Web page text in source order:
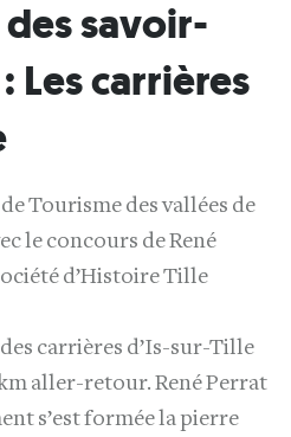
savoir-
Les carrières
Tourisme des vallées de
le concours de René
d’Histoire Tille
carrières d’Is-sur-Tille
aller-retour. René Perrat
s’est formée la pierre